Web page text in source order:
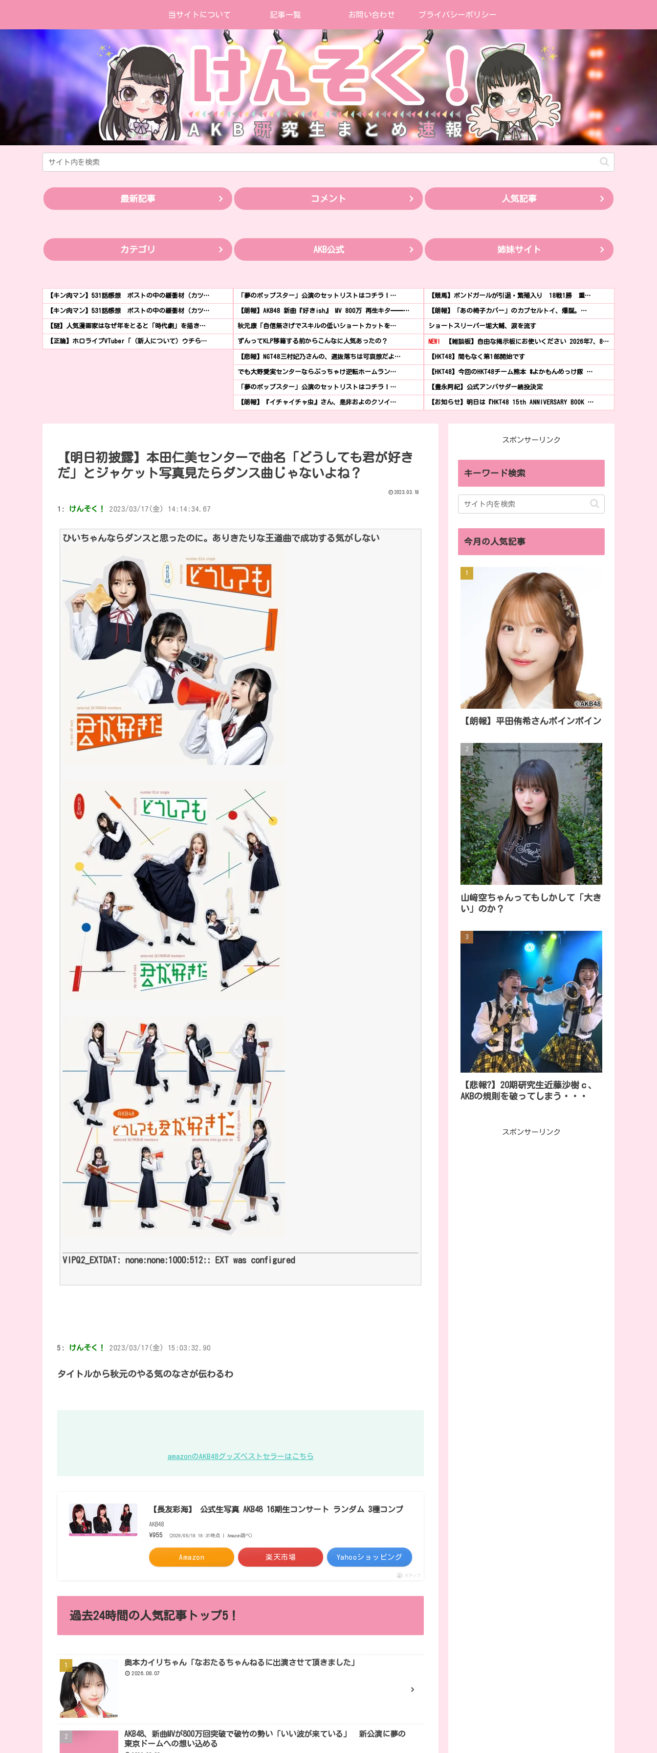
当サイトについて 記事一覧 お問い合わせ プライバシーポリシー
最新記事 コメント 人気記事
カテゴリ AKB公式 姉妹サイト
【キン肉マン】531話感想 ポストの中の緩衝材（カツ…
【キン肉マン】531話感想 ポストの中の緩衝材（カツ…
【謎】人気漫画家はなぜ年をとると「時代劇」を描き…
【正論】ホロライブVTuber「（新人について）ウチら…
「夢のポップスター」公演のセットリストはコチラ！…
【朗報】AKB48 新曲『好きish』 MV 800万 再生キタ━━…
秋元康「自信無さげでスキルの低いショートカットを…
ずんってKLP移籍する前からこんなに人気あったの？
【悲報】NGT48三村妃乃さんの、選抜落ちは可哀想だよ…
でも大野愛実センターならぶっちゃけ逆転ホームラン…
「夢のポップスター」公演のセットリストはコチラ！…
【朗報】『イチャイチャ虫』さん、是非およのクソイ…
【競馬】ボンドガールが引退・繁殖入り 18戦1勝 重…
【朗報】「あの椅子カバー」のカプセルトイ、爆誕。…
ショートスリーパー堀大輔、涙を流す
NEW! 【雑談板】自由な掲示板にお使いください 2026年7、8…
【HKT48】間もなく第1部開始です
【HKT48】今回のHKT48チーム熊本 #よかもんめっけ隊 …
【豊永阿紀】公式アンバサダー続投決定
【お知らせ】明日は『HKT48 15th ANNIVERSARY BOOK …
【明日初披露】本田仁美センターで曲名「どうしても君が好き
だ」とジャケット写真見たらダンス曲じゃないよね？
2023.03.19
1: けんそく！ 2023/03/17(金) 14:14:34.67
ひいちゃんならダンスと思ったのに。ありきたりな王道曲で成功する気がしない
VIPQ2_EXTDAT: none:none:1000:512:: EXT was configured
5: けんそく！ 2023/03/17(金) 15:03:32.90
タイトルから秋元のやる気のなさが伝わるわ
amazonのAKB48グッズベストセラーはこちら
【長友彩海】 公式生写真 AKB48 16期生コンサート ランダム 3種コンプ
AKB48
¥955 （2026/05/18 18:31時点 | Amazon調べ）
Amazon 楽天市場 Yahooショッピング
ポチップ
過去24時間の人気記事トップ5！
奥本カイリちゃん「なおたるちゃんねるに出演させて頂きました」
2026.08.07
AKB48、新曲MVが800万回突破で破竹の勢い「いい波が来ている」 新公演に夢の
東京ドームへの想い込める
スポンサーリンク
キーワード検索
今月の人気記事
【朗報】平田侑希さんボインボイン
山﨑空ちゃんってもしかして「大き
い」のか？
【悲報?】20期研究生近藤沙樹ｃ、
AKBの規則を破ってしまう・・・
スポンサーリンク